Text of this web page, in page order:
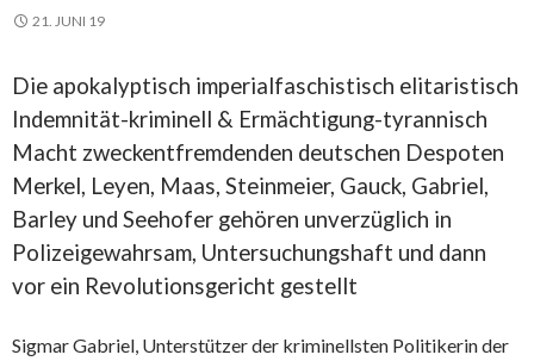
21. JUNI 19
Die apokalyptisch imperialfaschistisch elitaristisch
Indemnität-kriminell & Ermächtigung-tyrannisch
Macht zweckentfremdenden deutschen Despoten
Merkel, Leyen, Maas, Steinmeier, Gauck, Gabriel,
Barley und Seehofer gehören unverzüglich in
Polizeigewahrsam, Untersuchungshaft und dann
vor ein Revolutionsgericht gestellt
Sigmar Gabriel, Unterstützer der kriminellsten Politikerin der